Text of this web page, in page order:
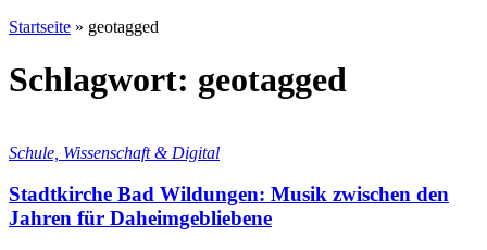
Startseite » geotagged
Schlagwort: geotagged
Schule, Wissenschaft & Digital
Stadtkirche Bad Wildungen: Musik zwischen den
Jahren für Daheimgebliebene